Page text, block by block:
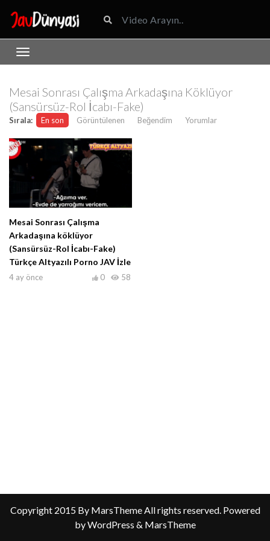
Mesai Sonrası Çalışma Arkadaşına Köklüyor
(Sansürsüz-Rol İcabı-Fake)
Sırala: En son Görüntülenen Beğendim Yorumlar
Mesai Sonrası Çalışma
Arkadaşına köklüyor
(Sansürsüz-Rol İcabı-Fake)
Türkçe Altyazılı Porno JAV İzle
4 ay önce 58
0
Copyright 2015 By MarsTheme All rights reserved. Powered
by WordPress & MarsTheme